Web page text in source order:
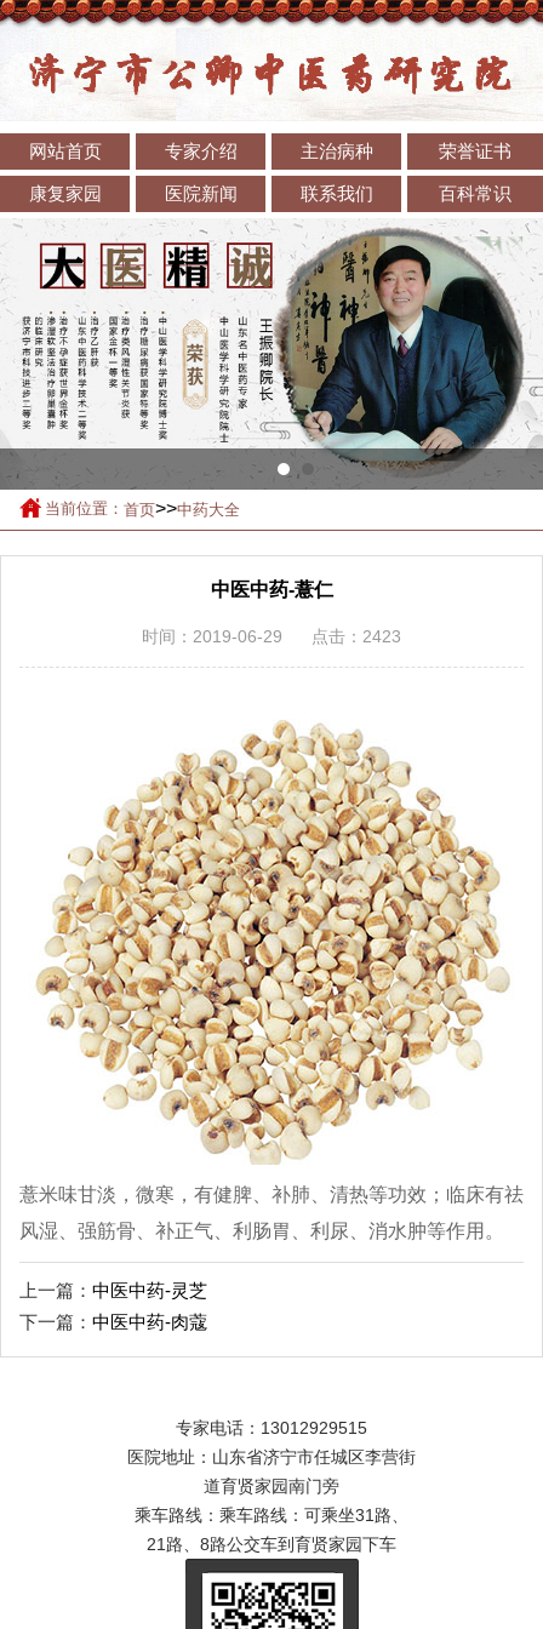
网站首页 专家介绍 主治病种 荣誉证书
康复家园 医院新闻 联系我们 百科常识
当前位置： 首页>>中药大全
中医中药-薏仁
时间：2019-06-29 点击：2423
薏米味甘淡，微寒，有健脾、补肺、清热等功效；临床有祛
风湿、强筋骨、补正气、利肠胃、利尿、消水肿等作用。
上一篇： 中医中药-灵芝
下一篇： 中医中药-肉蔻
专家电话：13012929515
医院地址：山东省济宁市任城区李营街
道育贤家园南门旁
乘车路线：乘车路线：可乘坐31路、
21路、8路公交车到育贤家园下车